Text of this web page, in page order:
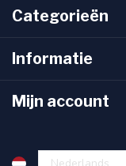
Categorieën
Informatie
Mijn account